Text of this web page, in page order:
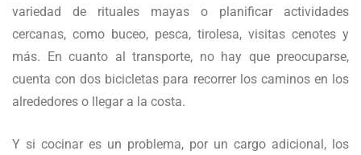
variedad de rituales mayas o planificar actividades
cercanas, como buceo, pesca, tirolesa, visitas cenotes y
más. En cuanto al transporte, no hay que preocuparse,
cuenta con dos bicicletas para recorrer los caminos en los
alrededores o llegar a la costa.
Y si cocinar es un problema, por un cargo adicional, los